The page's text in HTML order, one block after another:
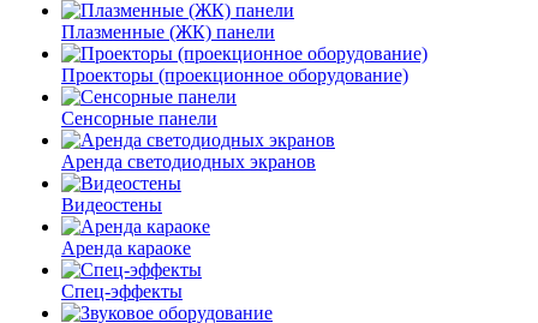
Плазменные (ЖК) панели
Проекторы (проекционное оборудование)
Сенсорные панели
Аренда светодиодных экранов
Видеостены
Аренда караоке
Спец-эффекты